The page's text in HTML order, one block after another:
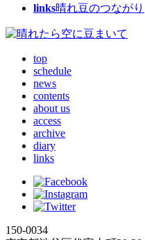
links晴れ豆のつながり
top
schedule
news
contents
about us
access
archive
diary
links
150-0034